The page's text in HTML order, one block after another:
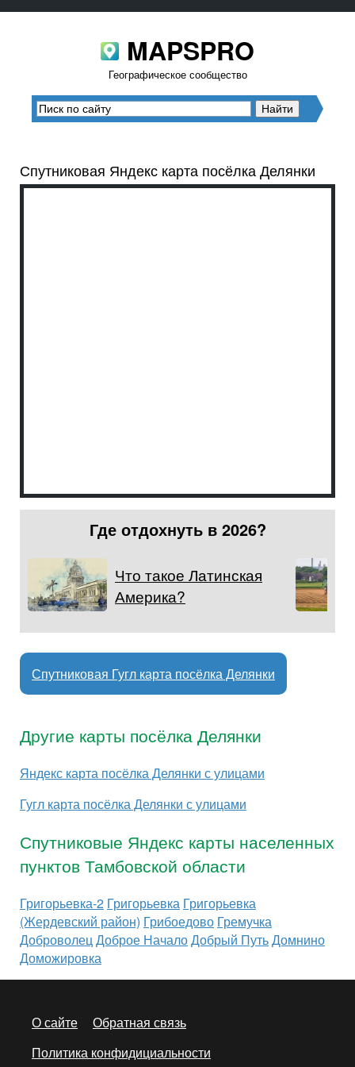
MAPSPRO
Географическое сообщество
Спутниковая Яндекс карта посёлка Делянки
Где отдохнуть в 2026?
Что такое Латинская
Америка?
Спутниковая Гугл карта посёлка Делянки
Другие карты посёлка Делянки
Яндекс карта посёлка Делянки с улицами
Гугл карта посёлка Делянки с улицами
Спутниковые Яндекс карты населенных
пунктов Тамбовской области
Григорьевка-2 Григорьевка Григорьевка
(Жердевский район) Грибоедово Гремучка
Доброволец Доброе НачалоДобрый ПутьДомнино
Доможировка
О сайте
Обратная связь
Политика конфидициальности